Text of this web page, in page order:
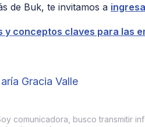
de Buk, te invitamos a
Gracia Valle
comunicadora, busco transmitir